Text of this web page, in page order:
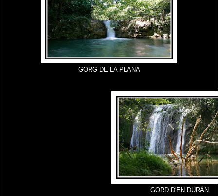
GORG DE LA PLANA
GORD D'EN DURÀN